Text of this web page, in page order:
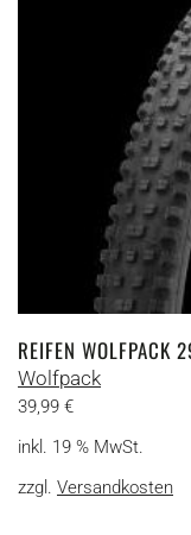
REIFEN WOLFPACK
Wolfpack
39,99 €
inkl. 19 % MwSt.
zzgl. Versandkosten